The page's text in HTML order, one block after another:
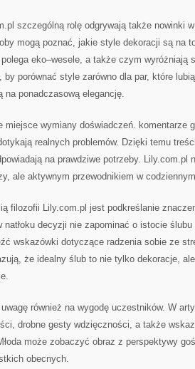
szczególną rolę odgrywają także nowinki
mogą poznać, jakie style dekoracji są na
eko–wesele, a także czym wyróżniają
by porównać style zarówno dla par, które
na ponadczasową elegancję.
miejsce wymiany doświadczeń. komentarze
realnych problemów. Dzięki temu
na prawdziwe potrzeby. Lily.com.pl
ale aktywnym przewodnikiem w
filozofii Lily.com.pl jest podkreślanie
natłoku decyzji nie zapominać o istocie
wskazówki dotyczące radzenia sobie ze
że idealny ślub to nie tylko dekoracje,
również na wygodę uczestników. W
drobne gesty wdzięczności, a także
może zobaczyć obraz z perspektywy
obecnych.